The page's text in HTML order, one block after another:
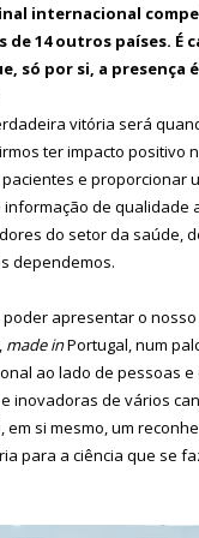
internacional
de 14 outros países. É
só por si, a presença
vitória será
ter impacto positivo
e proporcionar
informação de qualidade
do setor da saúde,
dependemos.
poder apresentar o nosso
made inPortugal, num
ao lado de pessoas e
inovadoras de vários
em si mesmo, um
para a ciência que se